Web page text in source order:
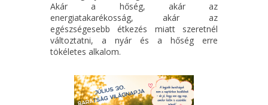
Akár a hőség, akár az
energiatakarékosság, akár az
egészségesebb étkezés miatt szeretnél
változtatni, a nyár és a hőség erre
tökéletes alkalom.